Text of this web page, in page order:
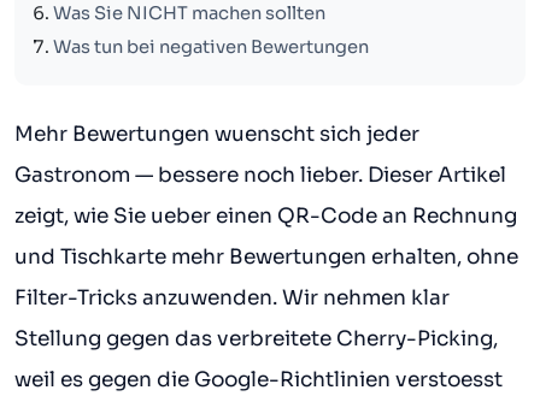
Was Sie NICHT machen sollten
Was tun bei negativen Bewertungen
Mehr Bewertungen wuenscht sich jeder
Gastronom — bessere noch lieber. Dieser Artikel
zeigt, wie Sie ueber einen QR-Code an Rechnung
und Tischkarte mehr Bewertungen erhalten, ohne
Filter-Tricks anzuwenden. Wir nehmen klar
Stellung gegen das verbreitete Cherry-Picking,
weil es gegen die Google-Richtlinien verstoesst